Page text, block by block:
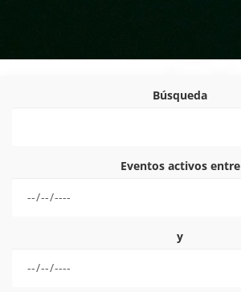
Búsqueda
Eventos activos entre
y